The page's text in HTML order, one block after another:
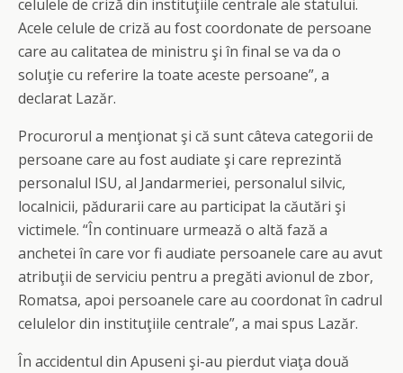
celulele de criză din instituţiile centrale ale statului.
Acele celule de criză au fost coordonate de persoane
care au calitatea de ministru şi în final se va da o
soluţie cu referire la toate aceste persoane”, a
declarat Lazăr.
Procurorul a menţionat şi că sunt câteva categorii de
persoane care au fost audiate şi care reprezintă
personalul ISU, al Jandarmeriei, personalul silvic,
localnicii, pădurarii care au participat la căutări şi
victimele. “În continuare urmează o altă fază a
anchetei în care vor fi audiate persoanele care au avut
atribuţii de serviciu pentru a pregăti avionul de zbor,
Romatsa, apoi persoanele care au coordonat în cadrul
celulelor din instituţiile centrale”, a mai spus Lazăr.
În accidentul din Apuseni şi-au pierdut viaţa două